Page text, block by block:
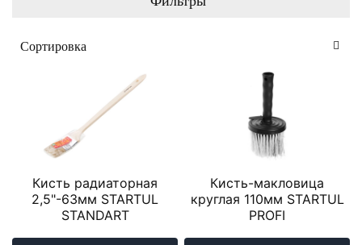
Кисть радиаторная
2,5"-63мм STARTUL
STANDART
Кисть-макловица
круглая 110мм STARTUL
PROFI